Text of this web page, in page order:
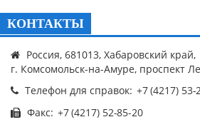
КОНТАКТЫ
Россия, 681013, Хабаровский край,
г. Комсомольск-на-Амуре, проспект
Телефон для справок:
Факс: